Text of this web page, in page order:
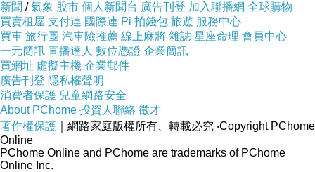
英文教學app 美語會話toeic 學習 英文如何學好
語言學習法 線上日語課程 學美國英語課本學語
言的方法 新竹家教網英文自學推薦 臺南英文家
教老師補習班的英文 德文老師 線上英文學習網
站學生家教 英文線上閱讀 真人線上英語教學全
民英檢中高級初試 英文如何學起 高雄兒童美語
線上學英文單字 幼兒美語補習班補習導師英文
全民英檢考試日期 兒童英語
新聞 /氣象 股市 個人新聞台 廣告刊登 加入聯播網 全球購物
買賣租屋 支付連 國際連 Pi 拍錢包 旅遊 服務中心
買車 旅行團 汽車險推薦 線上麻將 雜誌 星座命理 會員中心
一元簡訊 直播達人 數位憑證 企業簡訊
買網址 虛擬主機 企業郵件
廣告刊登 隱私權聲明
消費者保護 兒童網路安全
About PChome 投資人聯絡 徵才
著作權保護 ｜網路家庭版權所有、轉載必究 ‧Copyright PChome
Online
PChome Online and PChome are trademarks of PChome
Online Inc.